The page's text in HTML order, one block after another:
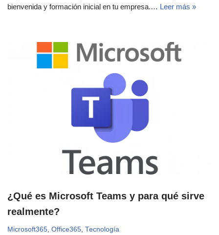
bienvenida y formación inicial en tu empresa.… Leer más »
¿Qué es Microsoft Teams y para qué sirve
realmente?
Microsoft365, Office365, Tecnología